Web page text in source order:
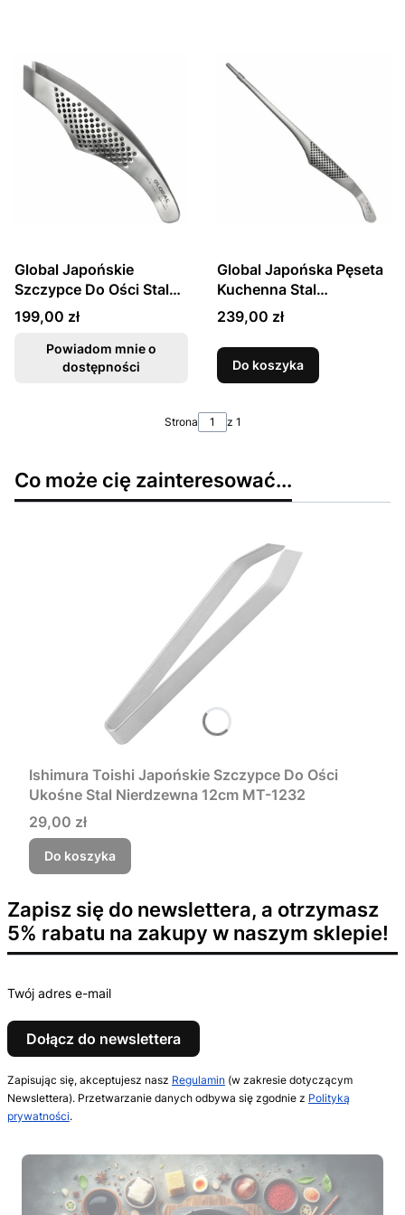
Global Japońskie
Szczypce Do Ości Stal
Nierdzewna GS-29
Cena
199,00 zł
Powiadom mnie o
dostępności
Global Japońska Pęseta
Kuchenna Stal
Nierdzewna 30cm GS-28
Cena
239,00 zł
Do koszyka
Strona z 1
Co może cię zainteresować...
Ishimura Toishi Japońskie Szczypce Do Ości
Ukośne Stal Nierdzewna 12cm MT-1232
Cena
29,00 zł
Do koszyka
Zapisz się do newslettera, a otrzymasz
5% rabatu na zakupy w naszym sklepie!
Twój adres e-mail
Dołącz do newslettera
Zapisując się, akceptujesz nasz Regulamin (w zakresie dotyczącym
Newslettera). Przetwarzanie danych odbywa się zgodnie z Polityką
prywatności.